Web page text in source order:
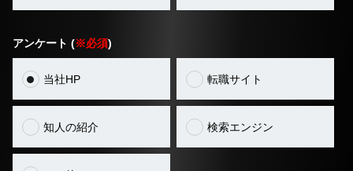
アンケート (※必須)
当社HP 転職サイト
知人の紹介 検索エンジン